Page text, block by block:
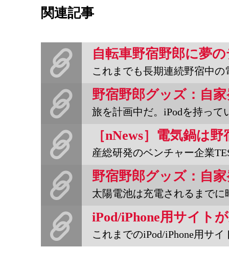
関連記事
自転車野宿野郎に夢
これまでも長期連続野宿中の電気製品の電源・充電問題に付いては
旅を計画中だ。iPodを持っていきたいけど、野宿がちな旅になりそ
産総研発のベンチャー企業TESニューエナジーが、 料理や湯沸しで
太陽電池は充電されるまでに時間がかかってまどろっこしい。必要な
iPod/iPhone用サイト
これまでのiPod/iPhone用サイトは最近のウェブログの記事が閲